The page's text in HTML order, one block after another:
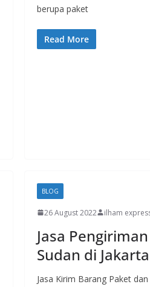
berupa paket
Read More
BLOG
26 August 2022 ilham
Jasa
Sudan di Jakarta
Jasa Kirim Barang Paket